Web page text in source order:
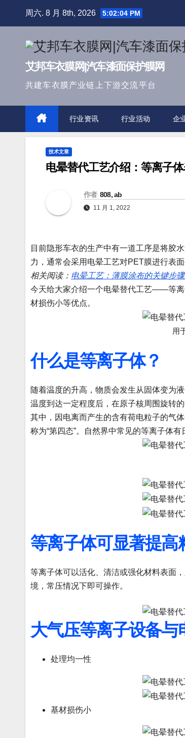
周六. 8 月 8th, 2026 5:02:05 PM
艾邦车衣膜网|汽车漆面保护膜网
共建车衣膜产业链上下游交流平台
行业资讯 行业活动 企
技术文章
电晕替代工艺介绍：等离子
作者 808, ab
11 月 1, 2022
目前隐形车衣的生产中有一道工序是将胶
力，通常会采用电晕工艺对PET膜进行表面
相关阅读： 电晕工艺：薄膜涂布的关键步
今天给大家介绍一个电晕替代工艺——等离
材损伤小等优点。
用
什么是等离子体？
随着温度的升高，物质会发生从固体变为
温度到达一定程度后，在原子核周围旋转
其中，因电离而产生的含有荷电粒子的气
称为“第四态”。自然界中常见的等离子体有
等离子体可显著提高
等离子体可以活化、清洁或强化材料表面
境，常压情况下即可操作。
大气压等离子设备与
处理均一性
基材损伤小